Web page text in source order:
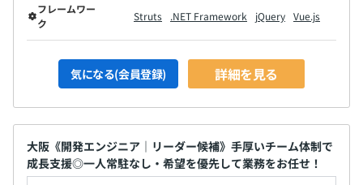
事業部内では社員約30名のほか、協力会社のエンジニア
約70名と多くの就業先でチーム体制で参画しています。
フレームワー
ク
Struts .NET Framework jQuery Vue.js
気になる(会員登録) 詳細を見る
大阪《開発エンジニア｜リーダー候補》手厚いチーム体制で
成長支援◎一人常駐なし・希望を優先して業務をお任せ！